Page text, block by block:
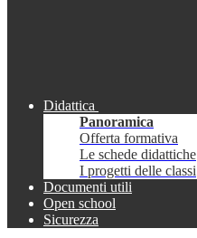
Didattica
Panoramica
Offerta formativa
Le schede didattiche
I progetti delle classi
Documenti utili
Open school
Sicurezza